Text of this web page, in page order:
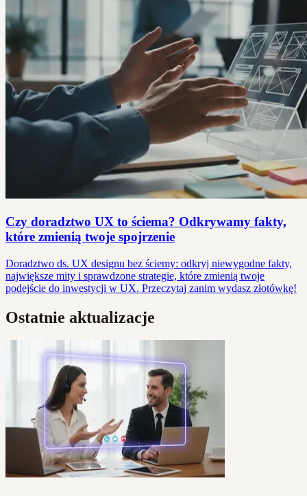
Czy doradztwo UX to ściema? Odkrywamy fakty,
które zmienią twoje spojrzenie
Doradztwo ds. UX designu bez ściemy: odkryj niewygodne fakty,
największe mity i sprawdzone strategie, które zmienią twoje
podejście do inwestycji w UX. Przeczytaj zanim wydasz złotówkę!
Ostatnie aktualizacje